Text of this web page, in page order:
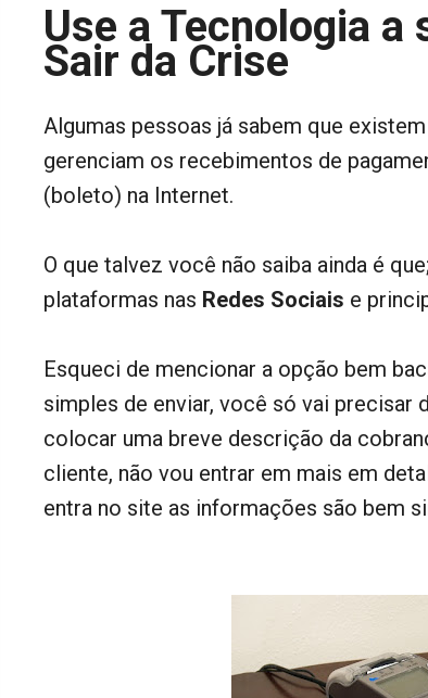
Use a Tecnologia a
Sair da Crise
Algumas pessoas já sabem que
gerenciam os recebimentos de
(boleto) na Internet.
O que talvez você não saiba ainda é
plataformas nas Redes Sociais e
Esqueci de mencionar a opção bem
simples de enviar, você só vai precisar
colocar uma breve descrição da
cliente, não vou entrar em mais em
entra no site as informações são bem